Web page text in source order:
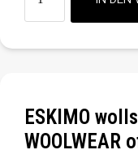
ESKIMO
WOOLWEAR